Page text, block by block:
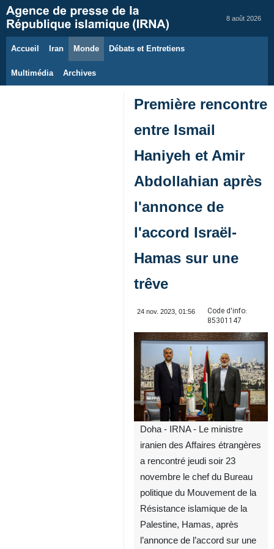
8 août 2026
Accueil Iran Monde Débats et Entretiens
Multimédia Archives
Première rencontre
entre Ismail
Haniyeh et Amir
Abdollahian après
l'annonce de
l'accord Israël-
Hamas sur une
trêve
24 nov. 2023, 01:56
Code d'info:
85301147
Doha - IRNA - Le ministre
iranien des Affaires étrangères
a rencontré jeudi soir 23
novembre le chef du Bureau
politique du Mouvement de la
Résistance islamique de la
Palestine, Hamas, après
l’annonce de l’accord sur une